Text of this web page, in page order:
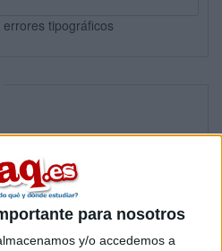
para nosotros
y/o accedemos a
tipográficos